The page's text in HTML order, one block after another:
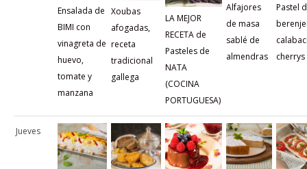
Ensalada de
BIMI con
vinagreta de
huevo,
tomate y
manzana
Xoubas
afogadas,
receta
tradicional
gallega
LA MEJOR
RECETA de
Pasteles de
NATA
(COCINA
PORTUGUESA)
Alfajores
de masa
sablé de
almendras
Pastel
cherrys
Jueves